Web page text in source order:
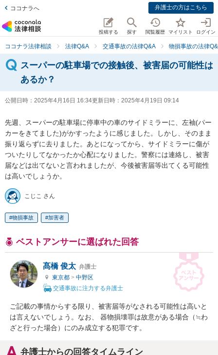
ココナラへ 弁護士の方はこちら
投稿する 探す 閲覧履歴 マイリスト ログイン
ココナラ法律相談 法律Q&A 交通事故の法律Q&A 物損事故の法律
スーパーの駐車場での接触後、被害届の可能性は
あるか？
公開日時： 2025年4月16日 16:34更新日時： 2025年4月19日 09:14
先週、スーパーの駐車場に停車中の車のサイドミラーに、左袖(パー
カーをきてました)がかすったように感じました。しかし、そのまま
振り返らずに去りました。あとになってから、サイドミラーに傷が
ついたりしてなかったか心配になりました。警察には連絡し、被害
届などは出てないと言われましたが、今後被害届等出てくる可能性
は高いでしょうか。
こじこ さん
物損事故 加害者
ベストアンサーに選ばれた回答
髙橋 俊太 弁護士
東京都 > 中野区
交通事故に注力する弁護士
ご記載の事情からする限り、被害届等がなされる可能性は高いと
は言えないでしょう。なお、 器物損壊罪は故意がある場合（≒わ
ざと行った場合）にのみ成立する犯罪です。
弁護士からの回答タイムライン